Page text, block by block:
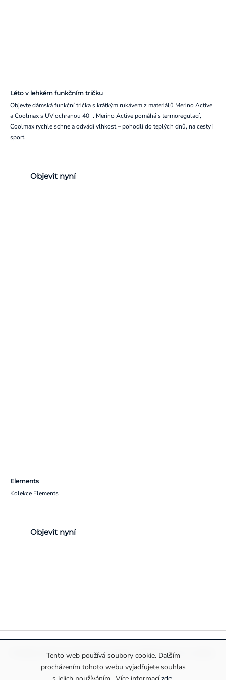
Tento web používá soubory cookie. Dalším
procházením tohoto webu vyjadřujete souhlas
Léto v lehkém funkčním tričku
Objevte dámská funkční trička s krátkým rukávem z materiálů Merino Active
a Coolmax s UV ochranou 40+. Merino Active pomáhá s termoregulací,
Coolmax rychle schne a odvádí vlhkost – pohodlí do teplých dnů, na cesty i
sport.
Objevit nyní
Elements
Kolekce Elements
Objevit nyní
Pravidla ochrany a zpracování osobních údajůInformace o cookies